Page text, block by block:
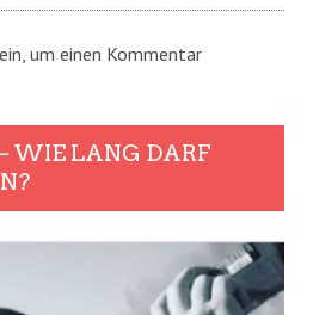
um einen Kommentar
WIE LANG DARF